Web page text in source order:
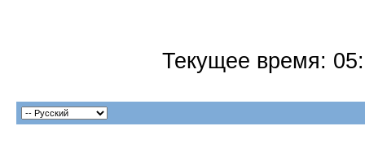
Текущее время: